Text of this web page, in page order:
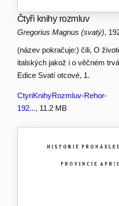
Čtyři knihy rozmluv
Gregorius Magnus (svatý),
(název pokračuje:) čili, O
italských jakož i o věčném
Edice Svatí otcové, 1.
CtyriKnihyRozmluv-Rehor-
192..., 11.2 MB